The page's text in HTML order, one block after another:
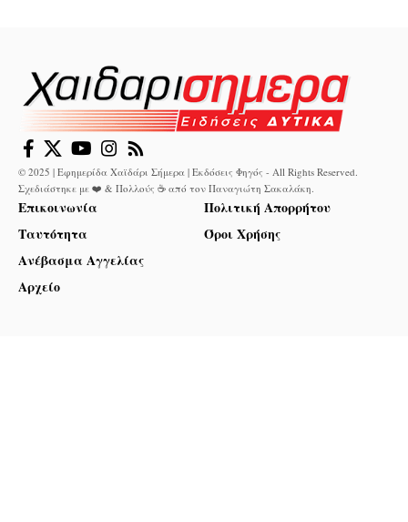
© 2025 | Εφημερίδα Χαϊδάρι Σήμερα | Εκδόσεις Φηγός - All Rights Reserved.
Σχεδιάστηκε με ❤️ & Πολλούς ☕ από τον Παναγιώτη Σακαλάκη.
Επικοινωνία
Ταυτότητα
Ανέβασμα Αγγελίας
Αρχείο
Πολιτική Απορρήτου
Όροι Χρήσης